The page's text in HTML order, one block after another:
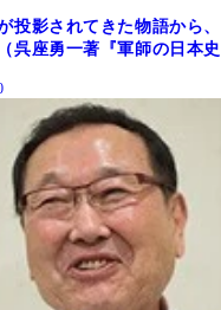
投影されてきた物語から
呉座勇一著『軍師の日本史